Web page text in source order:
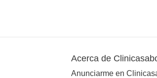
Acerca de
Anunciarme en